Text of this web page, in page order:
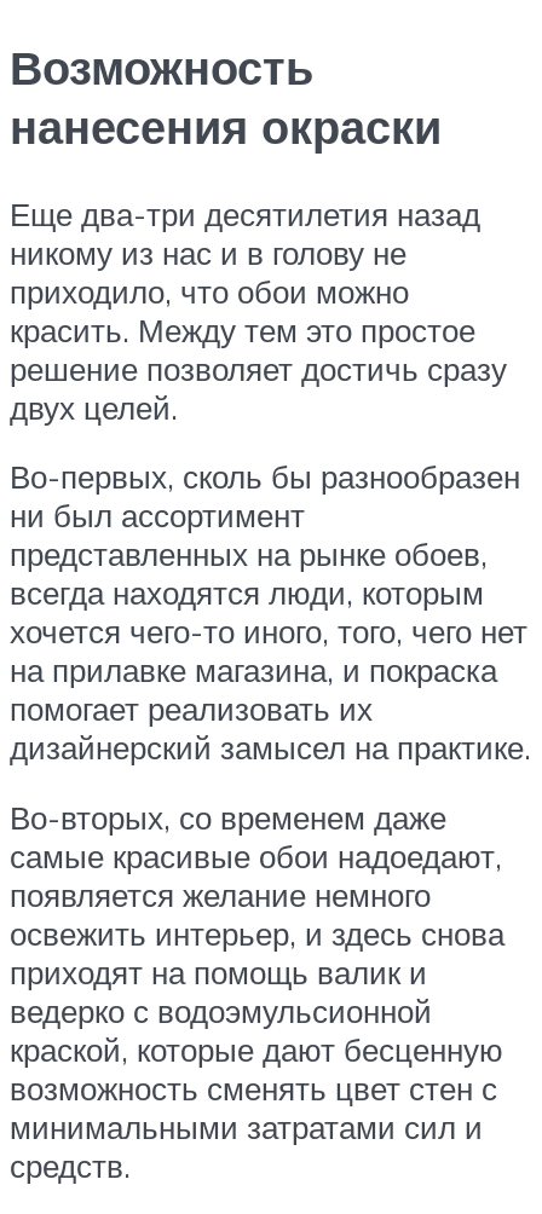
Возможность
нанесения окраски
Еще два-три десятилетия назад
никому из нас и в голову не
приходило, что обои можно
красить. Между тем это простое
решение позволяет достичь сразу
двух целей.
Во-первых, сколь бы разнообразен
ни был ассортимент
представленных на рынке обоев,
всегда находятся люди, которым
хочется чего-то иного, того, чего нет
на прилавке магазина, и покраска
помогает реализовать их
дизайнерский замысел на практике.
Во-вторых, со временем даже
самые красивые обои надоедают,
появляется желание немного
освежить интерьер, и здесь снова
приходят на помощь валик и
ведерко с водоэмульсионной
краской, которые дают бесценную
возможность сменять цвет стен с
минимальными затратами сил и
средств.